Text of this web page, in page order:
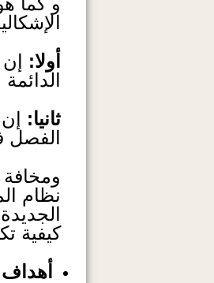
أولا:
ثانيا:
الفصل في
نظام
كيفية